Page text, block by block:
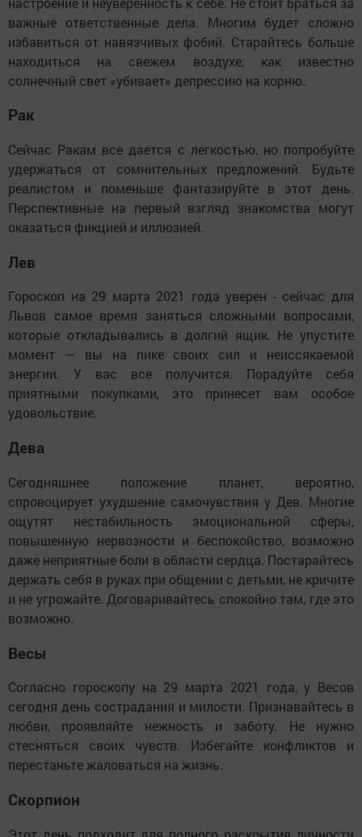
важные ответственные дела. Многим будет сложно
избавиться от навязчивых фобий. Старайтесь больше
находиться на свежем воздухе, как известно
солнечный свет «убивает» депрессию на корню.
Рак
Сейчас Ракам все дается с легкостью, но попробуйте
удержаться от сомнительных предложений. Будьте
реалистом и поменьше фантазируйте в этот день.
Перспективные на первый взгляд знакомства могут
оказаться фикцией и иллюзией.
Лев
Гороскоп на 29 марта 2021 года уверен - сейчас для
Львов самое время заняться сложными вопросами,
которые откладывались в долгий ящик. Не упустите
момент — вы на пике своих сил и неиссякаемой
энергии. У вас все получится. Порадуйте себя
приятными покупками, это принесет вам особое
удовольствие.
Дева
Сегодняшнее положение планет, вероятно,
спровоцирует ухудшение самочувствия у Дев. Многие
ощутят нестабильность эмоциональной сферы,
повышенную нервозности и беспокойство, возможно
даже неприятные боли в области сердца. Постарайтесь
держать себя в руках при общении с детьми, не кричите
и не угрожайте. Договаривайтесь спокойно там, где это
возможно.
Весы
Согласно гороскопу на 29 марта 2021 года, у Весов
сегодня день сострадания и милости. Признавайтесь в
любви, проявляйте нежность и заботу. Не нужно
стесняться своих чувств. Избегайте конфликтов и
перестаньте жаловаться на жизнь.
Скорпион